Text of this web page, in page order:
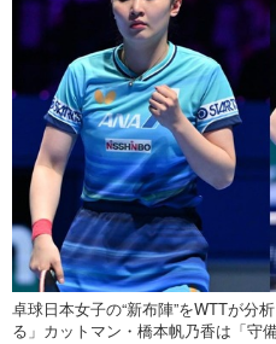
話題
デザイン
動画
社会
ハウツー
卓球日本女子の“新布陣”をWTTが
る」カットマン・橋本帆乃香は「守